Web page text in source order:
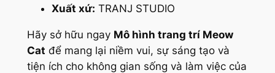
Xuất xứ: TRANJ STUDIO
Hãy sở hữu ngay Mô hình trang trí Meow
Cat để mang lại niềm vui, sự sáng tạo và
tiện ích cho không gian sống và làm việc của